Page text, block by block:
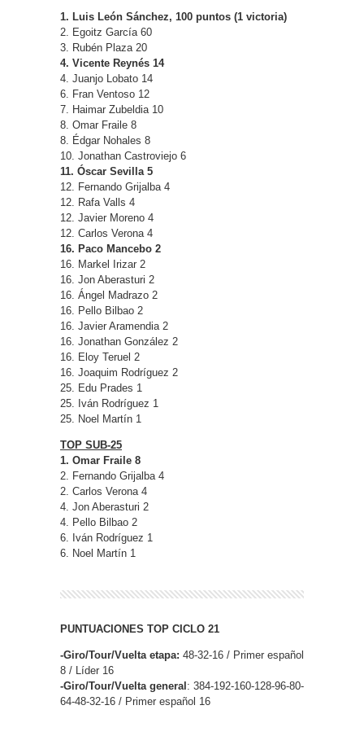
1. Luis León Sánchez, 100 puntos (1 victoria)
2. Egoitz García 60
3. Rubén Plaza 20
4. Vicente Reynés 14
4. Juanjo Lobato 14
6. Fran Ventoso 12
7. Haimar Zubeldia 10
8. Omar Fraile 8
8. Édgar Nohales 8
10. Jonathan Castroviejo 6
11. Óscar Sevilla 5
12. Fernando Grijalba 4
12. Rafa Valls 4
12. Javier Moreno 4
12. Carlos Verona 4
16. Paco Mancebo 2
16. Markel Irizar 2
16. Jon Aberasturi 2
16. Ángel Madrazo 2
16. Pello Bilbao 2
16. Javier Aramendia 2
16. Jonathan González 2
16. Eloy Teruel 2
16. Joaquim Rodríguez 2
25. Edu Prades 1
25. Iván Rodríguez 1
25. Noel Martín 1
TOP SUB-25
1. Omar Fraile 8
2. Fernando Grijalba 4
2. Carlos Verona 4
4. Jon Aberasturi 2
4. Pello Bilbao 2
6. Iván Rodríguez 1
6. Noel Martín 1
PUNTUACIONES TOP CICLO 21
-Giro/Tour/Vuelta etapa: 48-32-16 / Primer español
8 / Líder 16
-Giro/Tour/Vuelta general : 384-192-160-128-96-80-
64-48-32-16 / Primer español 16